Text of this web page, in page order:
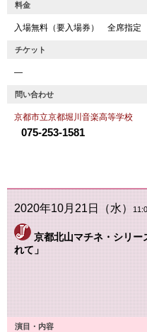
料金
入場無料（要入場券） 全席指定
チケット
―
問い合わせ
京都市立京都堀川音楽高等学校
075-253-1581
2020年10月21日（水）
京都北山マチネ・シリ
れて」
演目・内容